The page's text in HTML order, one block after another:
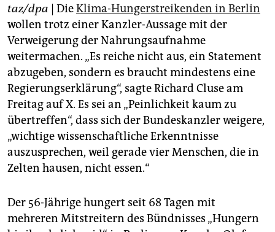
abo
genossenschaft
epaper login
taz/dpa | DieKlima-Hungerstreikenden in Berlin
wollen trotz einer Kanzler-Aussage mit der
Verweigerung der Nahrungsaufnahme
weitermachen. „Es reiche nicht aus, ein Statement
abzugeben, sondern es braucht mindestens eine
Regierungserklärung“, sagte Richard Cluse am
Freitag auf X. Es sei an „Peinlichkeit kaum zu
übertreffen“, dass sich der Bundeskanzler weigere,
„wichtige wissenschaftliche Erkenntnisse
auszusprechen, weil gerade vier Menschen, die in
Zelten hausen, nicht essen.“
Der 56-Jährige hungert seit 68 Tagen mit
mehreren Mitstreitern des Bündnisses „Hungern